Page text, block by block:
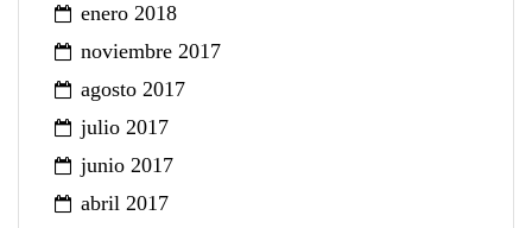
enero 2018
noviembre 2017
agosto 2017
julio 2017
junio 2017
abril 2017